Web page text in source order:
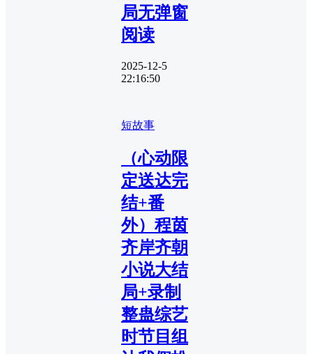
局无弹窗
阅读
2025-12-5
22:16:50
短故事
（心动限
定送达完
结+番
外）程茵
齐岸齐朝
小说大结
局+录制
整蛊综艺
时节目组